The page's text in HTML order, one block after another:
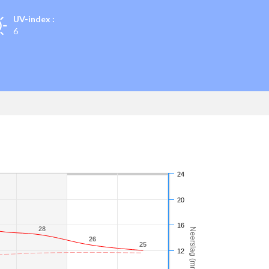
UV-index :
6
Neerslag (mm)
28
28
26
26
25
25
12
16
20
24